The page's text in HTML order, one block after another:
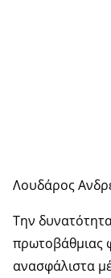
Λουδάρος
Την
πρωτοβάθμιας
ανασφάλιστα